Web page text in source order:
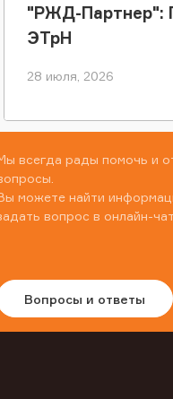
"РЖД-Партнер":
ЭТрН
28 июля, 2026
всегда рады помочь и
можете найти
вопрос в онлайн-
Вопросы и ответы